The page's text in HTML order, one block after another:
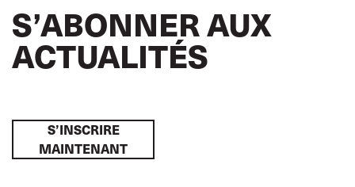
S’ABONNER AUX
ACTUALITÉS
S’INSCRIRE
MAINTENANT